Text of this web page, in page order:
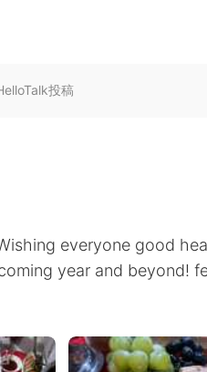
投稿
everyone good
year and beyond!